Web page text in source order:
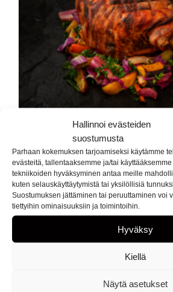
Hallinnoi evästeiden
suostumusta
Parhaan kokemuksen tarjoamiseksi käytämme
evästeitä, tallentaaksemme ja/tai
tekniikoiden hyväksyminen antaa meille
kuten selauskäyttäytymistä tai yksilöllisiä
Suostumuksen jättäminen tai peruuttaminen voi
tiettyihin ominaisuuksiin ja toimintoihin.
Hyväksy
Kiellä
Näytä asetukset
REININ LIHAN JOULUN HERKUT